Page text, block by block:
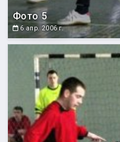
Фото 5
6 апр. 2006 г.